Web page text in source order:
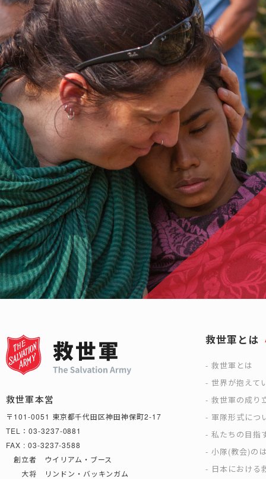
救世軍本営
〒101-0051 東京都千代田区神田神保町2-17
TEL：03-3237-0881
FAX : 03-3237-3588
創立者 ウイリアム・ブース
大将 リンドン・バッキンガム
救世軍とは
救世軍とは
世界が抱えて
救世軍の成り
軍隊形式につ
私たちの目指
小隊(教会)の
日本における